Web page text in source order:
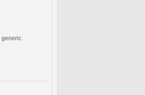
generic